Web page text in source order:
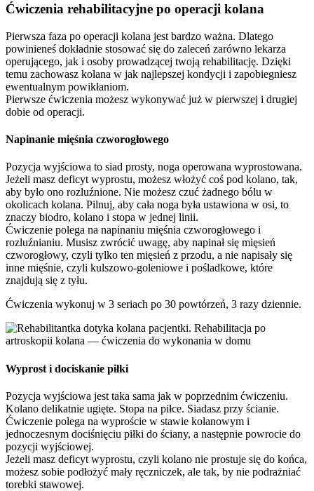
Ćwiczenia rehabilitacyjne po operacji kolana
Pierwsza faza po operacji kolana jest bardzo ważna. Dlatego
powinieneś dokładnie stosować się do zaleceń zarówno lekarza
operującego, jak i osoby prowadzącej twoją rehabilitację. Dzięki
temu zachowasz kolana w jak najlepszej kondycji i zapobiegniesz
ewentualnym powikłaniom.
Pierwsze ćwiczenia możesz wykonywać już w pierwszej i drugiej
dobie od operacji.
Napinanie mięśnia czworogłowego
Pozycja wyjściowa to siad prosty, noga operowana wyprostowana.
Jeżeli masz deficyt wyprostu, możesz włożyć coś pod kolano, tak,
aby było ono rozluźnione. Nie możesz czuć żadnego bólu w
okolicach kolana. Pilnuj, aby cała noga była ustawiona w osi, to
znaczy biodro, kolano i stopa w jednej linii.
Ćwiczenie polega na napinaniu mięśnia czworogłowego i
rozluźnianiu. Musisz zwrócić uwagę, aby napinał się mięsień
czworogłowy, czyli tylko ten mięsień z przodu, a nie napisały się
inne mięśnie, czyli kulszowo-goleniowe i pośladkowe, które
znajdują się z tyłu.
Ćwiczenia wykonuj w 3 seriach po 30 powtórzeń, 3 razy dziennie.
Wyprost i dociskanie piłki
Pozycja wyjściowa jest taka sama jak w poprzednim ćwiczeniu.
Kolano delikatnie ugięte. Stopa na piłce. Siadasz przy ścianie.
Ćwiczenie polega na wyproście w stawie kolanowym i
jednoczesnym dociśnięciu piłki do ściany, a następnie powrocie do
pozycji wyjściowej.
Jeżeli masz deficyt wyprostu, czyli kolano nie prostuje się do końca,
możesz sobie podłożyć mały ręczniczek, ale tak, by nie podrażniać
torebki stawowej.